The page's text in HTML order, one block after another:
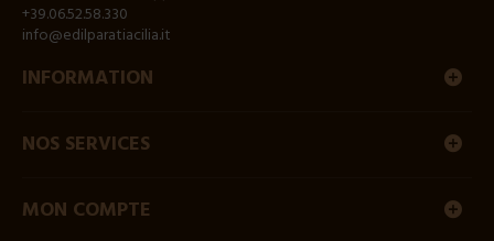
+39.06.52.58.330
info@edilparatiacilia.it
INFORMATION
NOS SERVICES
MON COMPTE